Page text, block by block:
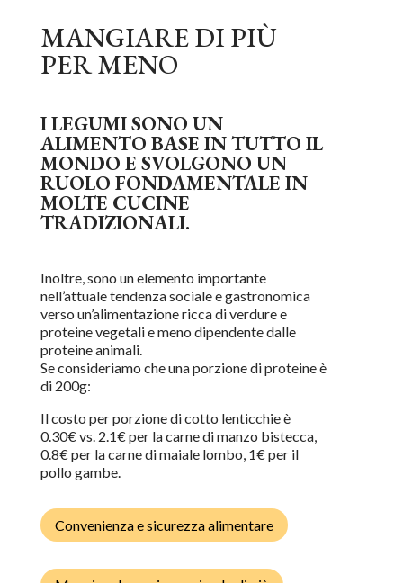
MANGIARE DI PIÙ
PER MENO
I LEGUMI SONO UN
ALIMENTO BASE IN TUTTO IL
MONDO E SVOLGONO UN
RUOLO FONDAMENTALE IN
MOLTE CUCINE
TRADIZIONALI.
Inoltre, sono un elemento importante
nell’attuale tendenza sociale e gastronomica
verso un’alimentazione ricca di verdure e
proteine vegetali e meno dipendente dalle
proteine animali.
Se consideriamo che una porzione di proteine è
di 200g:
Il costo per porzione dicotto lenticchie è
0.30€vs. 2.1€per la carne di manzo bistecca,
0.8€per la carne di maialelombo, 1€per il
pollo gambe.
Convenienza e sicurezza alimentare